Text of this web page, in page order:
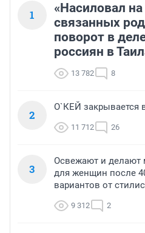
1
«Насиловал на
связанных
поворот в
россиян в
13 782 8
2
О`КЕЙ закрывается
11 712 26
3
Освежают и делают
для женщин после
вариантов от
9 312 2